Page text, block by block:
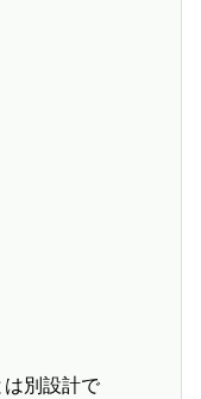
別設計で